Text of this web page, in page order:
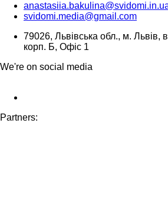
svidomi.media@gmail.com
79026, Львівська обл., м. Львів,
корп. Б, Офіс 1
We're on social media
Partners: